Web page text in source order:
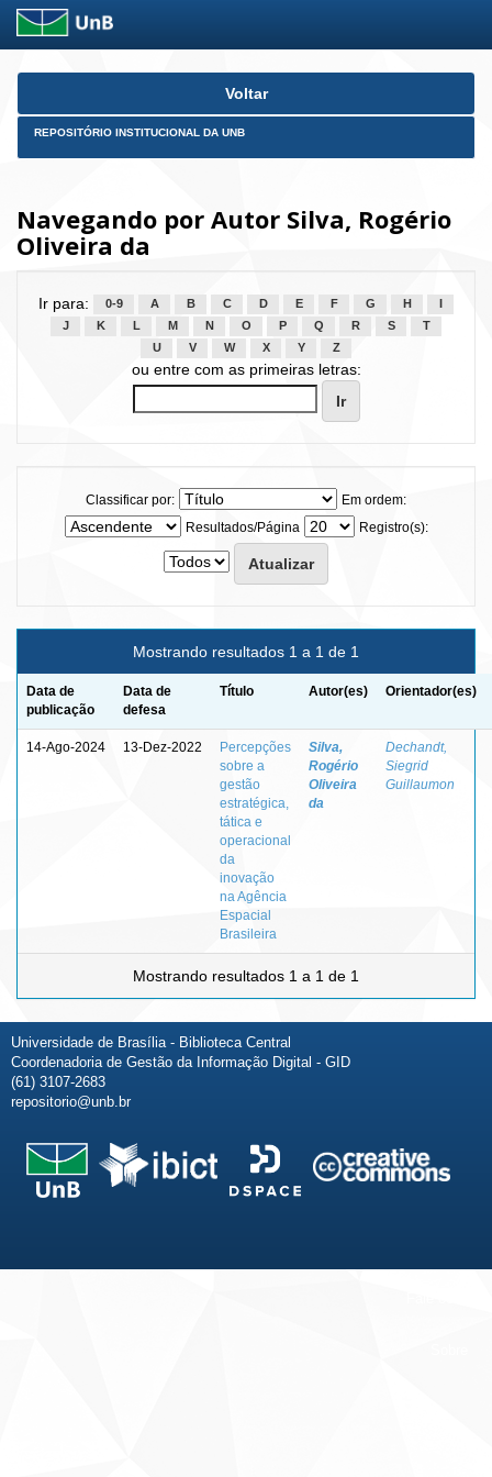
Skip
Voltar
REPOSITÓRIO INSTITUCIONAL DA UNB
Navegando por Autor Silva, Rogério
Oliveira da
Ir para: 0-9 A B C D E F G H
J
K L M N O P Q R S
T
U
V W X Y Z
ou entre com as primeiras letras:
Classificar por:
Em ordem:
Resultados/Página
Registro(s):
Mostrando resultados 1 a 1 de 1
Data de
publicação
Data de
defesa
Título Autor(es) Orientador(es)
14-Ago-2024 13-Dez-2022
Percepções
sobre a
gestão
estratégica,
tática e
operacional
da
inovação
na Agência
Espacial
Brasileira
Silva,
Rogério
Oliveira
da
Dechandt,
Siegrid
Guillaumon
Mostrando resultados 1 a 1 de 1
Universidade de Brasília - Biblioteca Central
Coordenadoria de Gestão da Informação Digital - GID
(61) 3107-2683
repositorio@unb.br